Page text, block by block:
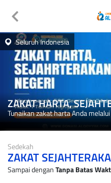
ZAKAT HARTA,
Tunaikan zakat harta Anda
Seluruh Indonesia
Sedekah
ZAKAT
Sampai denganTanpa Batas